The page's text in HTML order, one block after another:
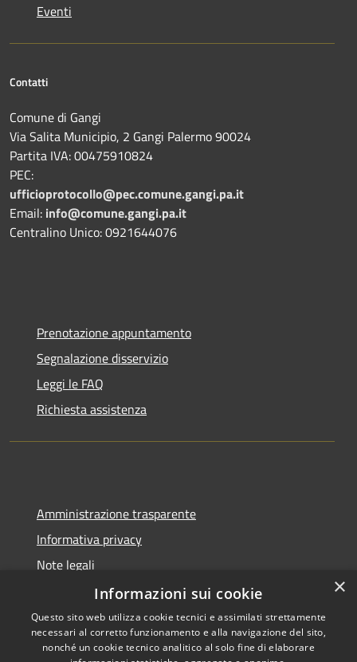
Eventi
Contatti
Comune di Gangi
Via Salita Municipio, 2 Gangi Palermo 90024
Partita IVA: 00475910824
PEC:
ufficioprotocollo@pec.comune.gangi.pa.it
Email: info@comune.gangi.pa.it
Centralino Unico: 0921644076
Prenotazione appuntamento
Segnalazione disservizio
Leggi le FAQ
Richiesta assistenza
Amministrazione trasparente
Informativa privacy
Note legali
Dichiarazione di accessibilità
×
Informazioni sui cookie
Questo sito web utilizza cookie tecnici e assimilati strettamente
necessari al corretto funzionamento e alla navigazione del sito,
nonché un cookie tecnico analitico al solo fine di elaborare